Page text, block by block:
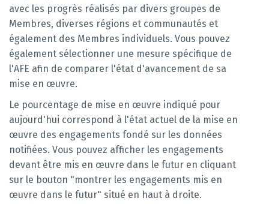
avec les progrès réalisés par divers groupes de
Membres, diverses régions et communautés et
également des Membres individuels. Vous pouvez
également sélectionner une mesure spécifique de
l'AFE afin de comparer l'état d'avancement de sa
mise en œuvre.
Le pourcentage de mise en œuvre indiqué pour
aujourd'hui correspond à l'état actuel de la mise en
œuvre des engagements fondé sur les données
notifiées. Vous pouvez afficher les engagements
devant être mis en œuvre dans le futur en cliquant
sur le bouton "montrer les engagements mis en
œuvre dans le futur" situé en haut à droite.